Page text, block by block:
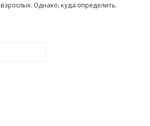
Однако, куда определить